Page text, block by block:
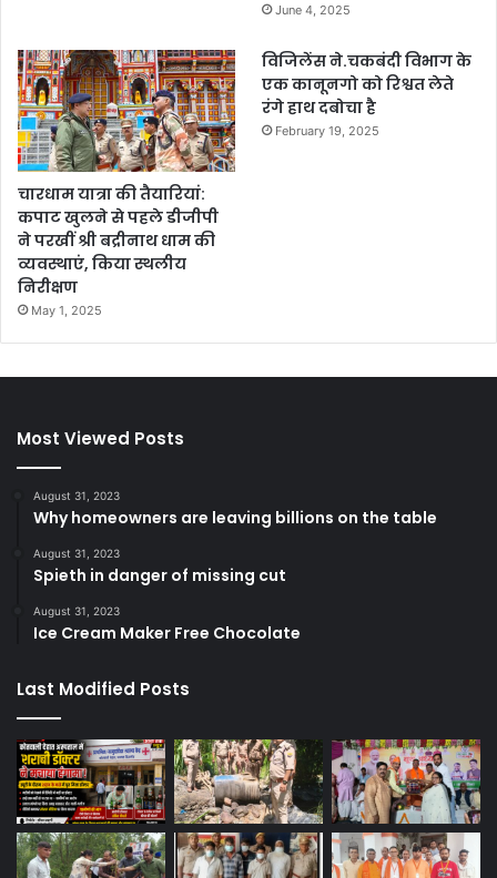
June 4, 2025
चारधाम यात्रा की तैयारियां:
कपाट खुलने से पहले डीजीपी
ने परखीं श्री बद्रीनाथ धाम की
व्यवस्थाएं, किया स्थलीय
निरीक्षण
May 1, 2025
विजिलेंस ने.चकबंदी विभाग के
एक कानूनगो को रिश्वत लेते
रंगे हाथ दबोचा है
February 19, 2025
Most Viewed Posts
August 31, 2023
Why homeowners are leaving billions on the table
August 31, 2023
Spieth in danger of missing cut
August 31, 2023
Ice Cream Maker Free Chocolate
Last Modified Posts